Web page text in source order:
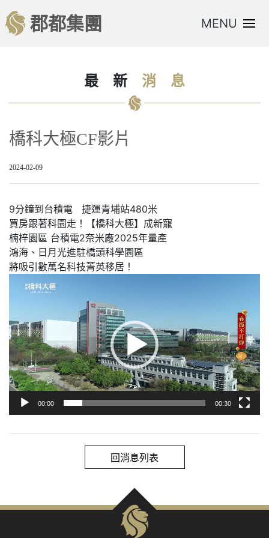
郡都集團 MENU
最 新 消 息
橋科大極CF影片
2024-02-09
9分鐘到台積電 捷運青埔站480米
買房跟著科園走！【橋科大極】成新寵
楠梓園區 台積電2奈米廠2025年量產
鴻海、日月光進駐橋頭科學園區
將吸引數萬名科技菁英移居！
放
器
00:00 00:30
回消息列表